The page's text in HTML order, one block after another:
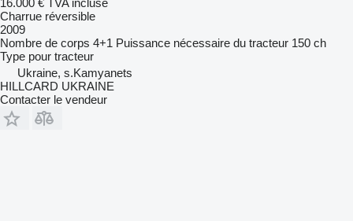
Charrue réversible
2009
Nombre de corps 4+1 Puissance nécessaire du tracteur 150 ch
Type pour tracteur
Ukraine, s.Kamyanets
HILLCARD UKRAINE
Contacter le vendeur